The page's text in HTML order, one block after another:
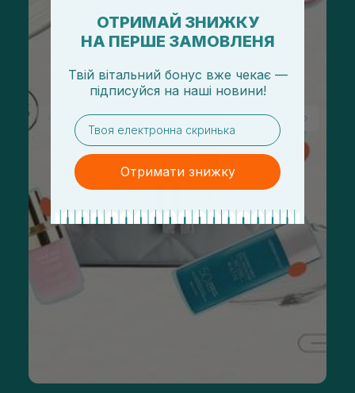
ОТРИМАЙ ЗНИЖКУ
НА ПЕРШЕ ЗАМОВЛЕНЯ
Твій вітальний бонус вже чекає —
підписуйся на наші новини!
email
Отримати знижку